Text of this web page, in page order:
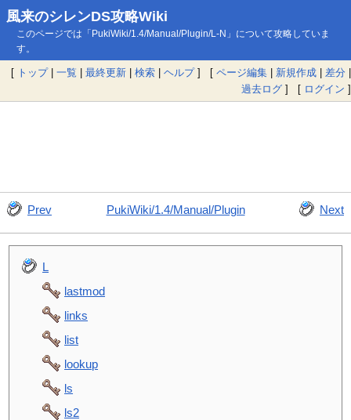
風来のシレンDS攻略Wiki
このページでは「PukiWiki/1.4/Manual/Plugin/L-N」について攻略していま
す。
[ トップ| 一覧 | 最終更新 | 検索 | ヘルプ] [ ページ編集 | 新規作成 | 差分 |
過去ログ ] [ ログイン ]
Prev Next
PukiWiki/1.4/Manual/Plugin
L
lastmod
links
list
lookup
ls
ls2